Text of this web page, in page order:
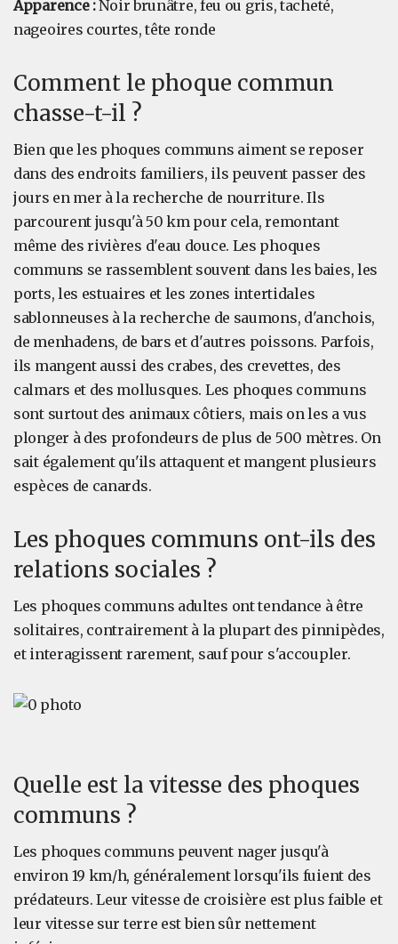
Apparence :Noir brunâtre, feu ou gris, tacheté,
nageoires courtes, tête ronde
Comment le phoque commun
chasse-t-il ?
Bien que les phoques communs aiment se reposer
dans des endroits familiers, ils peuvent passer des
jours en mer à la recherche de nourriture. Ils
parcourent jusqu'à 50 km pour cela, remontant
même des rivières d'eau douce. Les phoques
communs se rassemblent souvent dans les baies, les
ports, les estuaires et les zones intertidales
sablonneuses à la recherche de saumons, d'anchois,
de menhadens, de bars et d'autres poissons. Parfois,
ils mangent aussi des crabes, des crevettes, des
calmars et des mollusques. Les phoques communs
sont surtout des animaux côtiers, mais on les a vus
plonger à des profondeurs de plus de 500 mètres. On
sait également qu'ils attaquent et mangent plusieurs
espèces de canards.
Les phoques communs ont-ils des
relations sociales ?
Les phoques communs adultes ont tendance à être
solitaires, contrairement à la plupart des pinnipèdes,
et interagissent rarement, sauf pour s'accoupler.
Quelle est la vitesse des phoques
communs ?
Les phoques communs peuvent nager jusqu'à
environ 19 km/h, généralement lorsqu'ils fuient des
prédateurs. Leur vitesse de croisière est plus faible et
leur vitesse sur terre est bien sûr nettement